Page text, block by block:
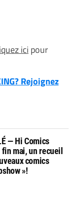
ici pour
Rejoignez
— Hi Comics
mai, un recueil
comics
»!